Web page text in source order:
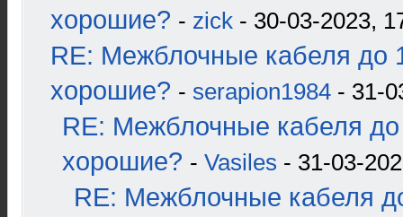
хорошие? - zick - 30-03-2023,
RE: Межблочные кабеля до
хорошие? - serapion1984 - 31-
RE: Межблочные кабеля до
хорошие? - Vasiles - 31-03-
RE: Межблочные кабеля